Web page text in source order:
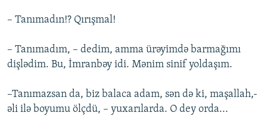
– Tanımadın!? Qırışmal!
– Tanımadım, – dedim, amma ürəyimdə barmağımı
dişlədim. Bu, İmranbəy idi. Mənim sinif yoldaşım.
–Tanımazsan da, biz balaca adam, sən də ki, maşallah,-
əli ilə boyumu ölçdü, – yuxarılarda. O dey orda...